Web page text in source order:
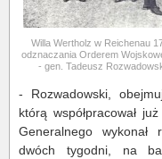
Willa Wertholz w Reichenau
odznaczania Orderem
- gen. Tadeusz
- Rozwadowski,
którą współpracował
Generalnego
dwóch tygodni, na